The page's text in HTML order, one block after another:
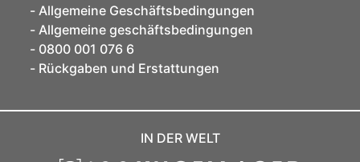
Allgemeine Geschäftsbedingungen
Allgemeine geschäftsbedingungen
0800 001 076 6
Rückgaben und Erstattungen
IN DER WELT